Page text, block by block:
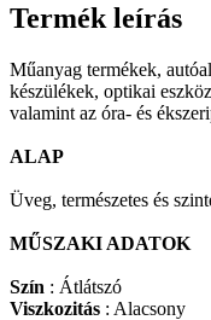
Termék leírás
Műanyag termékek,
készülékek, optikai
valamint az óra- és
ALAP
Üveg, természetes és
MŰSZAKI ADATOK
Szín : Átlátszó
Viszkozitás : Alacsony